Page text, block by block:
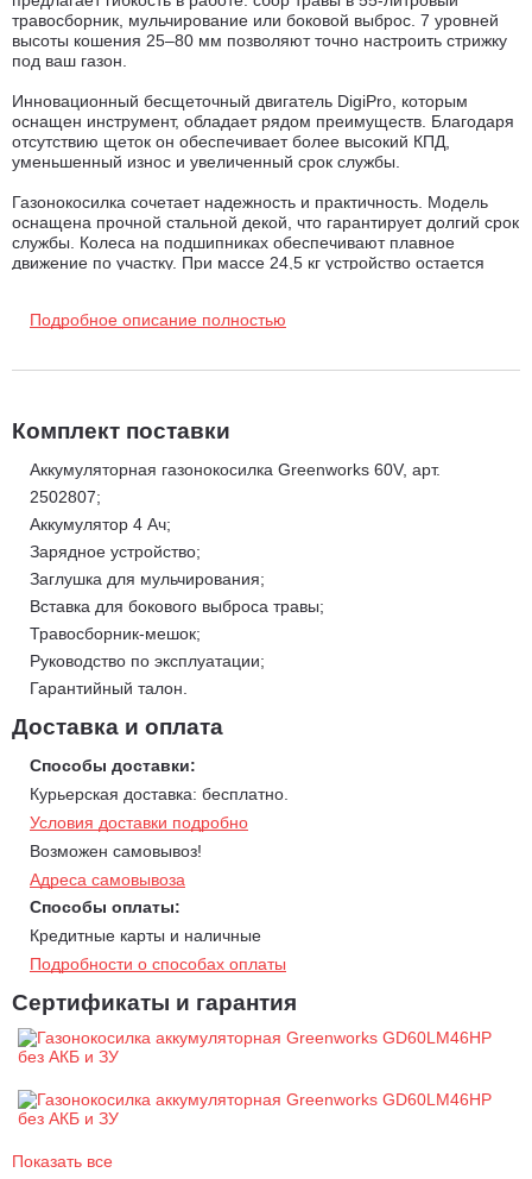
травосборник, мульчирование или боковой выброс. 7 уровней
высоты кошения 25–80 мм позволяют точно настроить стрижку
под ваш газон.
Инновационный бесщеточный двигатель DigiPro, которым
оснащен инструмент, обладает рядом преимуществ. Благодаря
отсутствию щеток он обеспечивает более высокий КПД,
уменьшенный износ и увеличенный срок службы.
Газонокосилка сочетает надежность и практичность. Модель
оснащена прочной стальной декой, что гарантирует долгий срок
службы. Колеса на подшипниках обеспечивают плавное
движение по участку. При массе 24,5 кг устройство остается
Инструмент запускается одним нажатием кнопки – никаких
тех, кто ценит удобство, чистоту и заботу об окружающей среде.
Модель работает от аккумуляторов 60V, подходящих для всех
устройств Greenworks 60V. В линейке представлено множество
инструментов, которые подойдут для самых разных садовых
задач.
Особенности аккумуляторной газонокосилки Greenworks
GD60LM46HP:
Ширина скашивания 46 см;
7 уровней регулировки высоты скашивания 25 - 80 мм.;
Устройство сочетает 3 функции
мульчирование - измельчение состриженной травы и
выброса ее на газон,
сбор состриженной травы в специальный мешок объемом
стрижка травы с боковым выбросом в сторону.
Мощность 1600 Вт. Максимальная скорость вращения -
2800 об/мин
Стальная дека;
Защита двигателя от механических повреждений;
Ключ безопасности и кнопка-предохранитель;
Складная ручка для удобства хранения;
Работа от 60V аккумулятора, совместимого с другими
Подробное описание полностью
Комплект поставки
Аккумуляторная газонокосилка Greenworks 60V, арт.
2502807;
Аккумулятор 4 Ач;
Зарядное устройство;
Заглушка для мульчирования;
Вставка для бокового выброса травы;
Травосборник-мешок;
Руководство по эксплуатации;
Гарантийный талон.
Доставка и оплата
Способы доставки:
Курьерская доставка: бесплатно.
Условия доставки подробно
Возможен самовывоз!
Адреса самовывоза
Способы оплаты:
Кредитные карты и наличные
Подробности о способах оплаты
Сертификаты и гарантия
Показать все